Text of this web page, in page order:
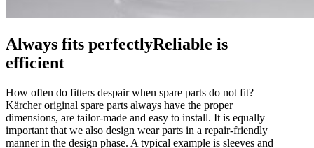
Always fits perfectlyReliable is
efficient
How often do fitters despair when spare parts do not fit?
Kärcher original spare parts always have the proper
dimensions, are tailor-made and easy to install. It is equally
important that we also design wear parts in a repair-friendly
manner in the design phase. A typical example is sleeves and